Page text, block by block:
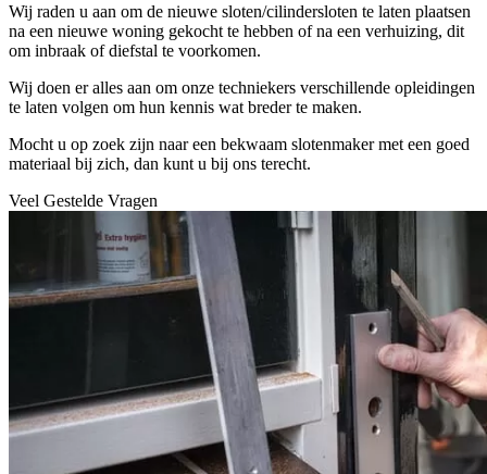
Wij raden u aan om de nieuwe sloten/cilindersloten te laten plaatsen
na een nieuwe woning gekocht te hebben of na een verhuizing, dit
om inbraak of diefstal te voorkomen.
Wij doen er alles aan om onze techniekers verschillende opleidingen
te laten volgen om hun kennis wat breder te maken.
Mocht u op zoek zijn naar een bekwaam slotenmaker met een goed
materiaal bij zich, dan kunt u bij ons terecht.
Veel Gestelde Vragen